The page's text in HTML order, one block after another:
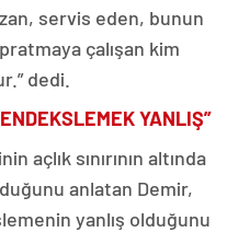
servis eden, bunun
çalışan kim
dedi.
YANLIŞ”
açlık sınırının altında
anlatan Demir,
yanlış olduğunu